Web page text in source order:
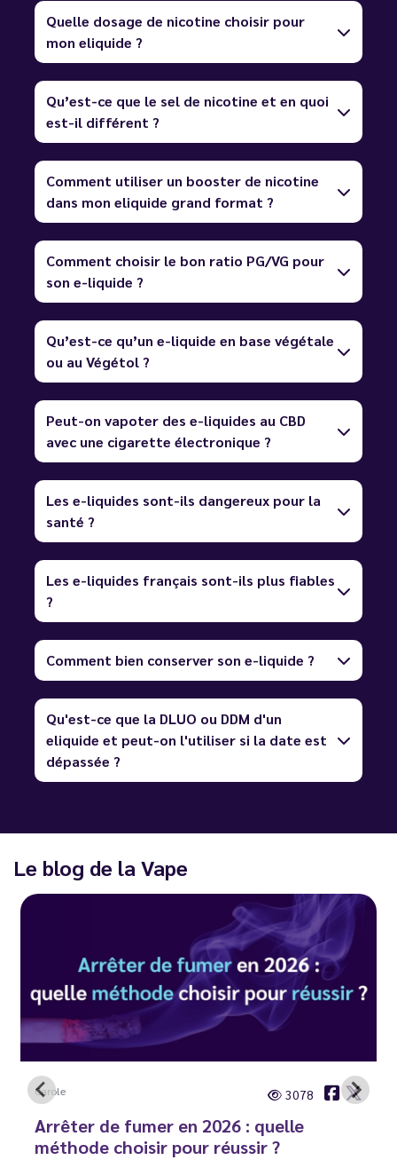
Quelle dosage de nicotine choisir pour
mon eliquide ?
Qu’est-ce que le sel de nicotine et en quoi
est-il différent ?
Comment utiliser un booster de nicotine
dans mon eliquide grand format ?
Comment choisir le bon ratio PG/VG pour
son e-liquide ?
Qu’est-ce qu’un e-liquide en base végétale
ou au Végétol ?
Peut-on vapoter des e-liquides au CBD
avec une cigarette électronique ?
Les e-liquides sont-ils dangereux pour la
santé ?
Les e-liquides français sont-ils plus fiables
?
Comment bien conserver son e-liquide ?
Qu'est-ce que la DLUO ou DDM d'un
eliquide et peut-on l'utiliser si la date est
dépassée ?
Le blog de la Vape
Carole 3078
Arrêter de fumer en 2026 : quelle
méthode choisir pour réussir ?